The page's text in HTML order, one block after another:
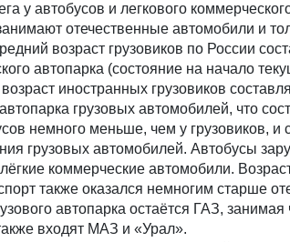
у автобусов и легкового
отечественные автомобили и
возраст грузовиков по России
автопарка (состояние на начало
иностранных грузовиков
грузовых автомобилей, что
немного меньше, чем у грузовиков,
грузовых автомобилей. Автобусы
коммерческие автомобили.
также оказался немногим старше
автопарка остаётся ГАЗ,
входят МАЗ и «Урал».